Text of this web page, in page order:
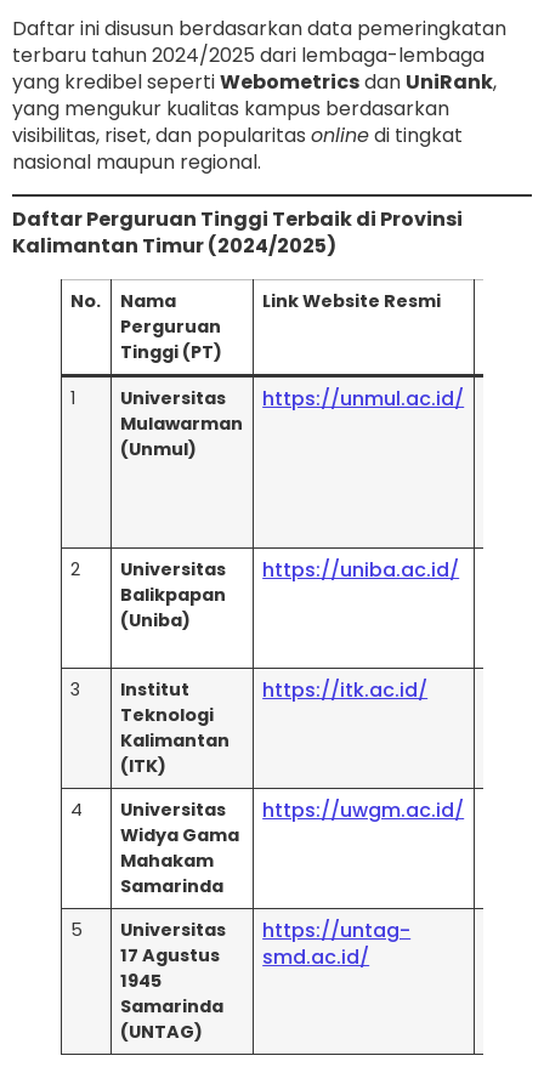
Daftar ini disusun berdasarkan data pemeringkatan
terbaru tahun 2024/2025 dari lembaga-lembaga
yang kredibel sepertiWebometricsdan UniRank,
yang mengukur kualitas kampus berdasarkan
visibilitas, riset, dan popularitas onlinedi tingkat
nasional maupun regional.
Daftar Perguruan Tinggi Terbaik di Provinsi
Kalimantan Timur (2024/2025)
No.
Nama
Perguruan
Tinggi (PT)
Link Website Resmi
1
Universitas
Mulawarman
(Unmul)
https://unmul.ac.id/
2
Universitas
Balikpapan
(Uniba)
https://uniba.ac.id/
3
Institut
Teknologi
Kalimantan
(ITK)
https://itk.ac.id/
4
Universitas
Widya Gama
Mahakam
Samarinda
https://uwgm.ac.id/
5
Universitas
17 Agustus
1945
Samarinda
(UNTAG)
https://untag-
smd.ac.id/